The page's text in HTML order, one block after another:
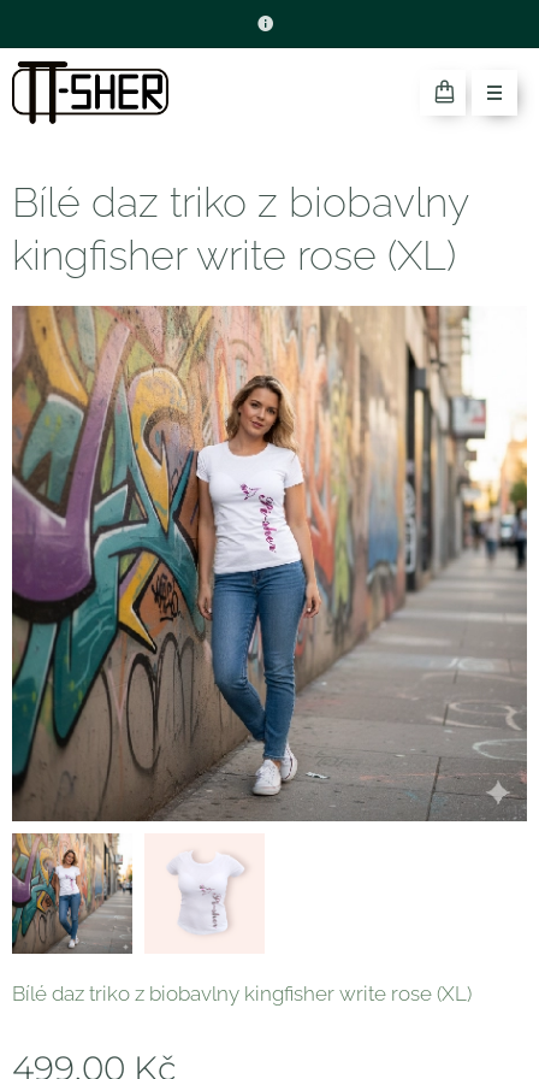
Bílé daz triko z biobavlny
kingfisher write rose (XL)
Bílé daz triko z biobavlny kingfisher write rose (XL)
499,00 Kč